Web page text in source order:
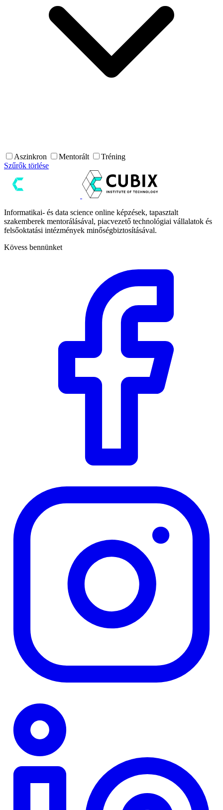
Aszinkron Mentorált
Tréning
Szűrők törlése
Informatikai- és data science online képzések, tapasztalt
szakemberek mentorálásával, piacvezető technológiai vállalatok és
felsőoktatási intézmények minőségbiztosításával.
Kövess bennünket